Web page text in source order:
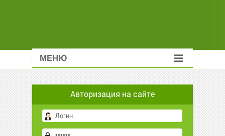
МЕНЮ
Авторизация на сайте